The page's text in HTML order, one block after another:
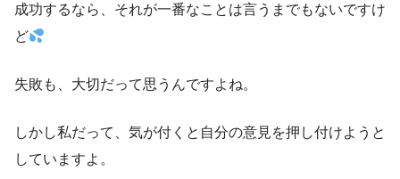
成功するなら、それが一番なことは言うまでもないですけ
ど
失敗も、大切だって思うんですよね。
しかし私だって、気が付くと自分の意見を押し付けようと
していますよ。